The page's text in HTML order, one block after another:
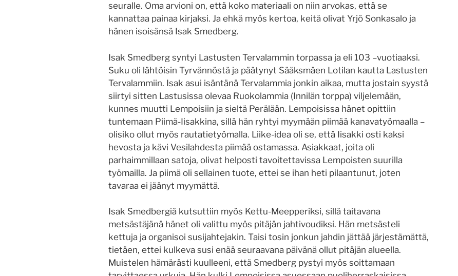
seuralle. Oma arvioni on, että koko materiaali on niin arvokas, että se
kannattaa painaa kirjaksi. Ja ehkä myös kertoa, keitä olivat Yrjö Sonkasalo ja
hänen isoisänsä Isak Smedberg.
Isak Smedberg syntyi Lastusten Tervalammin torpassa ja eli 103 –vuotiaaksi.
Suku oli lähtöisin Tyrvännöstä ja päätynyt Sääksmäen Lotilan kautta Lastusten
Tervalammiin. Isak asui isäntänä Tervalammia jonkin aikaa, mutta jostain syystä
siirtyi sitten Lastusissa olevaa Ruokolammia (Innilän torppa) viljelemään,
kunnes muutti Lempoisiin ja sieltä Perälään. Lempoisissa hänet opittiin
tuntemaan Piimä-Iisakkina, sillä hän ryhtyi myymään piimää kanavatyömaalla –
olisiko ollut myös rautatietyömalla. Liike-idea oli se, että Iisakki osti kaksi
hevosta ja kävi Vesilahdesta piimää ostamassa. Asiakkaat, joita oli
parhaimmillaan satoja, olivat helposti tavoitettavissa Lempoisten suurilla
työmailla. Ja piimä oli sellainen tuote, ettei se ihan heti pilaantunut, joten
tavaraa ei jäänyt myymättä.
Isak Smedbergiä kutsuttiin myös Kettu-Meepperiksi, sillä taitavana
metsästäjänä hänet oli valittu myös pitäjän jahtivoudiksi. Hän metsästeli
kettuja ja organisoi susijahtejakin. Taisi tosin jonkun jahdin jättää järjestämättä,
tietäen, ettei kulkeva susi enää seuraavana päivänä ollut pitäjän alueella.
Muistelen hämärästi kuulleeni, että Smedberg pystyi myös soittamaan